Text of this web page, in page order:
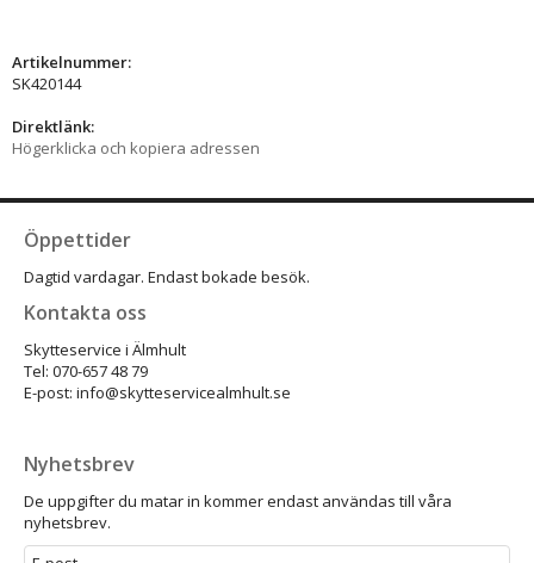
Artikelnummer:
SK420144
Direktlänk:
Högerklicka och kopiera adressen
Öppettider
Dagtid vardagar. Endast bokade besök.
Kontakta oss
Skytteservice i Älmhult
Tel: 070-657 48 79
E-post: info@skytteservicealmhult.se
Nyhetsbrev
De uppgifter du matar in kommer endast användas till våra
nyhetsbrev.